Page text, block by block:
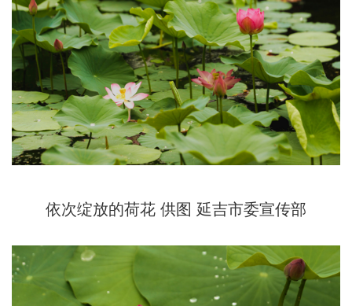
依次绽放的荷花 供图 延吉市委宣传部